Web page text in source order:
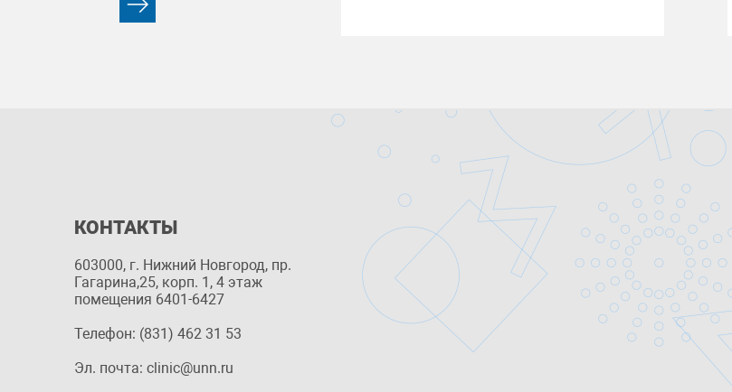
КОНТАКТЫ
603000, г. Нижний Новгород, пр.
Гагарина,25, корп. 1, 4 этаж
помещения 6401-6427
Телефон: (831) 462 31 53
Эл. почта: clinic@unn.ru